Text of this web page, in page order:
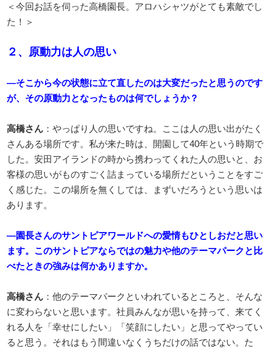
＜今回お話を伺った高橋園長。アロハシャツがとても素敵でし
た！＞
２、原動力は人の思い
―そこから今の状態に立て直したのは大変だったと思うのです
が、その原動力となったものは何でしょうか？
高橋さん ：やっぱり人の思いですね。ここは人の思い出がたく
さんある場所です。私が来た時は、開園して40年という時期で
した。安田アイランドの時から携わってくれた人の思いと、お
客様の思いがものすごく詰まっている場所だということをすご
く感じた。この場所を無くしては、まずいだろうという思いは
あります。
―園長さんのサントピアワールドへの愛情もひとしおだと思い
ます。このサントピアならではの魅力や他のテーマパークと比
べたときの強みは何かありますか。
高橋さん ：他のテーマパークといわれているところと、そんな
に変わらないと思います。社員みんなが思いを持って、来てく
れる人を「幸せにしたい」「笑顔にしたい」と思ってやってい
ると思う。それはもう間違いなくうちだけの話ではない。た